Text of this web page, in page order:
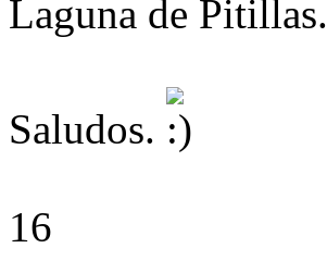
Laguna de Pitillas.
Saludos.
16